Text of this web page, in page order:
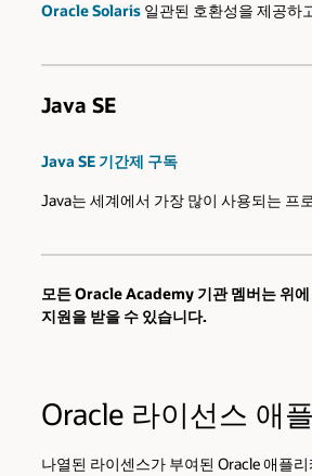
Oracle Solaris 일관된 호환성을 제공하
Java SE
Java SE 기간제 구독
Java는 세계에서 가장 많이 사용되는 프
모든 Oracle Academy 기관 멤버는 위
지원을 받을 수 있습니다.
Oracle 라이선스 애
나열된 라이센스가 부여된 Oracle 애플